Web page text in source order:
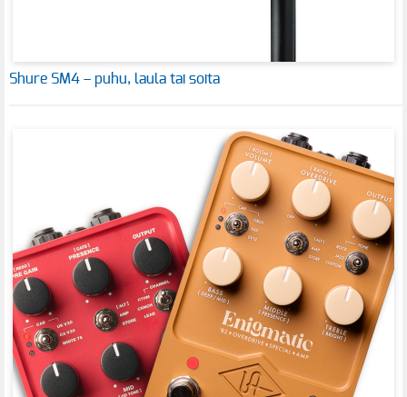
Shure SM4 – puhu, laula tai soita